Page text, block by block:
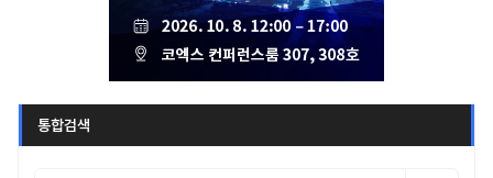
통합검색